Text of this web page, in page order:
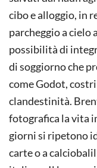
cibo e alloggio, in
parcheggio a cielo
possibilità di
di soggiorno che
come Godot,
clandestinità.
fotografica la vita
giorni si ripetono
carte o a